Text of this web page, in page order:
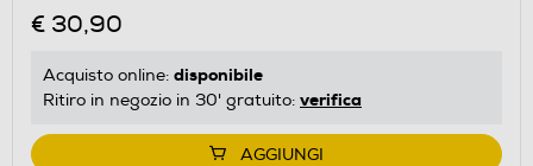
€ 30,90
Acquisto online: disponibile
Ritiro in negozio in 30' gratuito: verifica
AGGIUNGI